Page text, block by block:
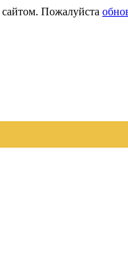
Пожалуйста